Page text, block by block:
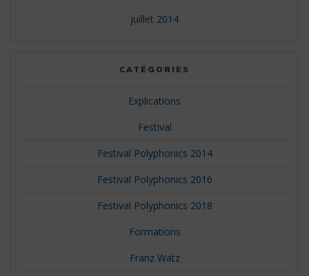
juillet 2014
CATÉGORIES
Explications
Festival
Festival Polyphonics 2014
Festival Polyphonics 2016
Festival Polyphonics 2018
Formations
Franz Watz